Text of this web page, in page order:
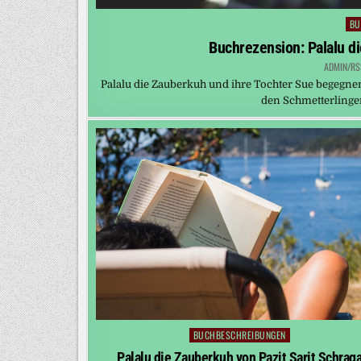
in
Buchrezension: Palalu
ADMIN/
Palalu die Zauberkuh und ihre Tochter Sue
den
Posted
in
BUCHBESCHREIBUNGEN
Palalu die Zauberkuh von Pazit Sarit